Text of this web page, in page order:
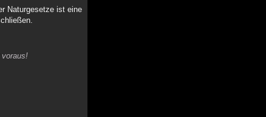
Naturgesetze ist eine